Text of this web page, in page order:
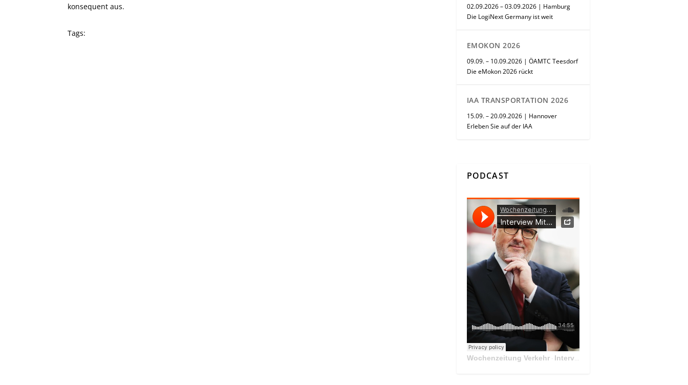
konsequent aus.
Tags:
02.09.2026 – 03.09.2026 | Hamburg
Die LogiNext Germany ist weit
EMOKON 2026
09.09. – 10.09.2026 | ÖAMTC Teesdorf
Die eMokon 2026 rückt
IAA TRANSPORTATION 2026
15.09. – 20.09.2026 | Hannover
Erleben Sie auf der IAA
PODCAST
Wochenzeitung Verkehr· Interview Mit Andreas Matthä, CEO der ÖBB Holding